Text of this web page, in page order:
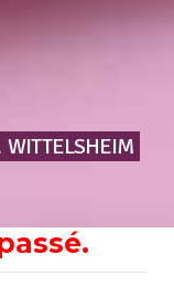
WITTELSHEIM